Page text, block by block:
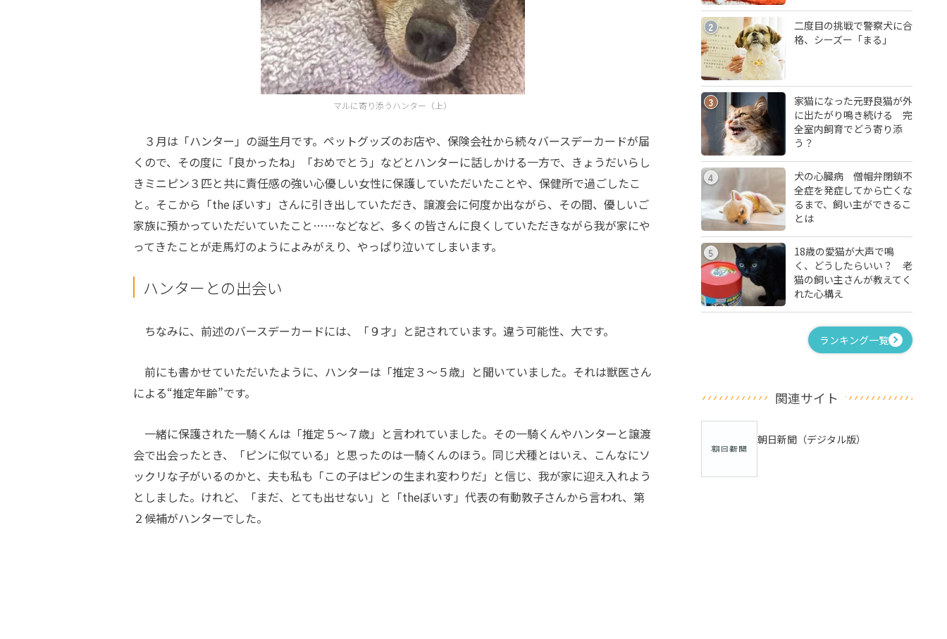
マルに寄り添うハンター（上）
３月は「ハンター」の誕生月です。ペットグッズのお店や、保険会社から続々バースデーカードが届
くので、その度に「良かったね」「おめでとう」などとハンターに話しかける一方で、きょうだいらし
きミニピン３匹と共に責任感の強い心優しい女性に保護していただいたことや、保健所で過ごしたこ
と。そこから「the ぼいす」さんに引き出していただき、譲渡会に何度か出ながら、その間、優しいご
家族に預かっていただいていたこと……などなど、多くの皆さんに良くしていただきながら我が家にや
ってきたことが走馬灯のようによみがえり、やっぱり泣いてしまいます。
ハンターとの出会い
ちなみに、前述のバースデーカードには、「９才」と記されています。違う可能性、大です。
前にも書かせていただいたように、ハンターは「推定３～５歳」と聞いていました。それは獣医さん
による“推定年齢”です。
一緒に保護された一騎くんは「推定５～７歳」と言われていました。その一騎くんやハンターと譲渡
会で出会ったとき、「ピンに似ている」と思ったのは一騎くんのほう。同じ犬種とはいえ、こんなにソ
ックリな子がいるのかと、夫も私も「この子はピンの生まれ変わりだ」と信じ、我が家に迎え入れよう
としました。けれど、「まだ、とても出せない」と「theぼいす」代表の有動敦子さんから言われ、第
２候補がハンターでした。
2
二度目の挑戦で警察犬に合
格、シーズー「まる」
3
家猫になった元野良猫が外
に出たがり鳴き続ける 完
全室内飼育でどう寄り添
う？
4
犬の心臓病 僧帽弁閉鎖不
全症を発症してから亡くな
るまで、飼い主ができるこ
とは
5
18歳の愛猫が大声で鳴
く、どうしたらいい？ 老
猫の飼い主さんが教えてく
れた心構え
ランキング一覧
関連サイト
朝日新聞（デジタル版）